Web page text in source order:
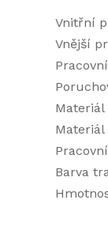
Vnitřní
Vnější
Materiál
Materiál
Barva